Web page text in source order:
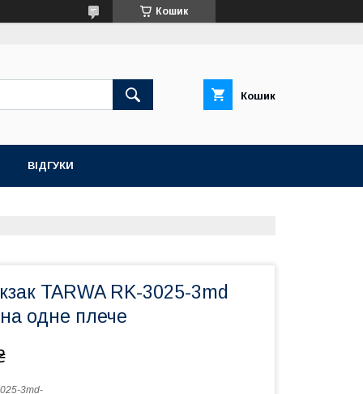
Кошик
Кошик
ВІДГУКИ
TARWA RK-3025-3md
одне плече
3md-